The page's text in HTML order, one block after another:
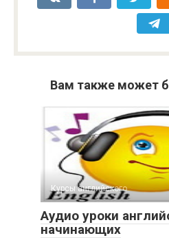
Вам также может
Курсы английского
Аудио уроки
начинающих